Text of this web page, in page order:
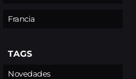
Francia
TAGS
Novedades